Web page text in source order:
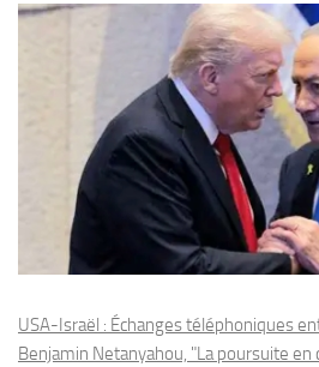
USA-Israël : Échanges téléphoniques
Benjamin Netanyahou, "La poursuite